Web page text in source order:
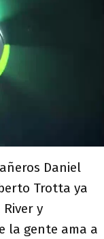
Daniel
Trotta ya
y
la gente ama a